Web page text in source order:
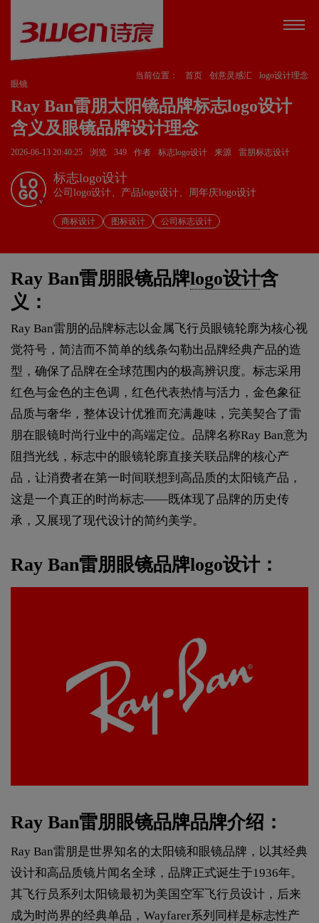
当前位置： 首页 创意灵感汇
logo设计理念
眼镜
Ray Ban雷朋太阳镜品牌标志logo设计
含义及眼镜品牌设计理念
2026-06-13 20:40:25 浏览 349 作者 标志logo设计 来源 雷朋标志设计
v
标志logo设计
公司logo设计、产品logo设计、周年庆logo设计
商标设计 图标设计 公司标志设计
Ray Ban雷朋眼镜品牌logo设计含
义：
Ray Ban雷朋的品牌标志以金属飞行员眼镜轮廓为核心视
觉符号，简洁而不简单的线条勾勒出品牌经典产品的造
型，确保了品牌在全球范围内的极高辨识度。标志采用
红色与金色的主色调，红色代表热情与活力，金色象征
品质与奢华，整体设计优雅而充满趣味，完美契合了雷
朋在眼镜时尚行业中的高端定位。品牌名称Ray Ban意为
阻挡光线，标志中的眼镜轮廓直接关联品牌的核心产
品，让消费者在第一时间联想到高品质的太阳镜产品，
这是一个真正的时尚标志——既体现了品牌的历史传
承，又展现了现代设计的简约美学。
Ray Ban雷朋眼镜品牌logo设计：
Ray Ban雷朋眼镜品牌品牌介绍：
Ray Ban雷朋是世界知名的太阳镜和眼镜品牌，以其经典
设计和高品质镜片闻名全球，品牌正式诞生于1936年。
其飞行员系列太阳镜最初为美国空军飞行员设计，后来
成为时尚界的经典单品，Wayfarer系列同样是标志性产